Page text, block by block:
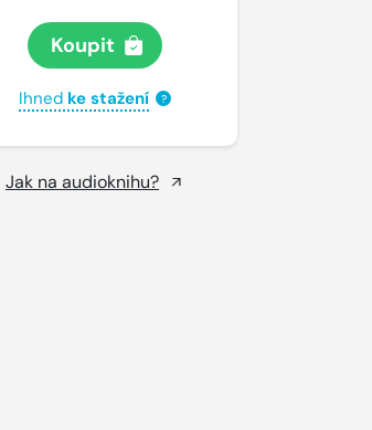
Koupit
Ihned ke stažení ?
Jak na audioknihu?